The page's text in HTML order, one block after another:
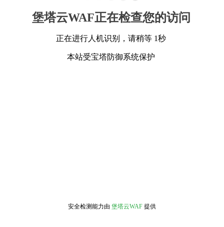
堡塔云WAF正在检查您的访问
正在进行人机识别，请稍等 1秒
本站受宝塔防御系统保护
安全检测能力由 堡塔云WAF 提供